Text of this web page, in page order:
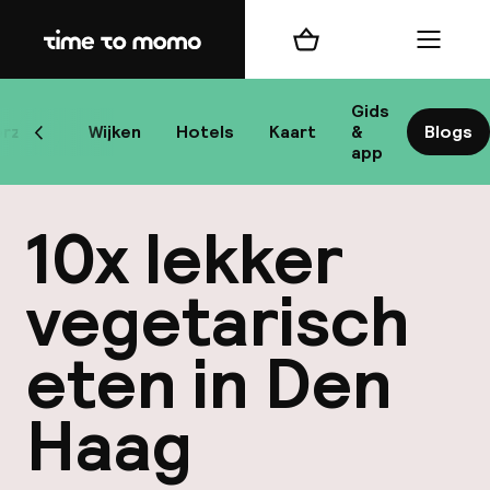
Home
Wijken Hotels Kaart
Gids
&
app
Blogs
Scroll naar links
Winkelmand Menu
10x lekker
vegetarisch
eten in Den
Haag